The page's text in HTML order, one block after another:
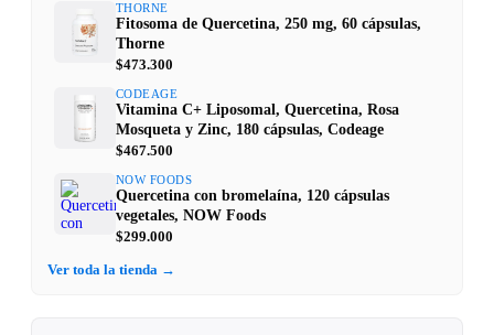
THORNE
Fitosoma de Quercetina, 250 mg, 60 cápsulas,
Thorne
$473.300
CODEAGE
Vitamina C+ Liposomal, Quercetina, Rosa
Mosqueta y Zinc, 180 cápsulas, Codeage
$467.500
NOW FOODS
Quercetina con bromelaína, 120 cápsulas
vegetales, NOW Foods
$299.000
Ver toda la tienda →